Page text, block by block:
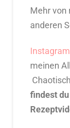
Mehr von
anderen
Instagram
meinen
findest